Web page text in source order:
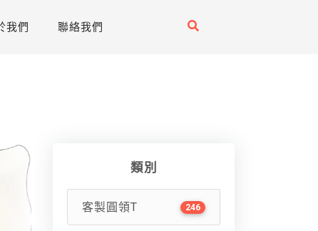
我們 聯絡我們
類別
客製圓領T 246